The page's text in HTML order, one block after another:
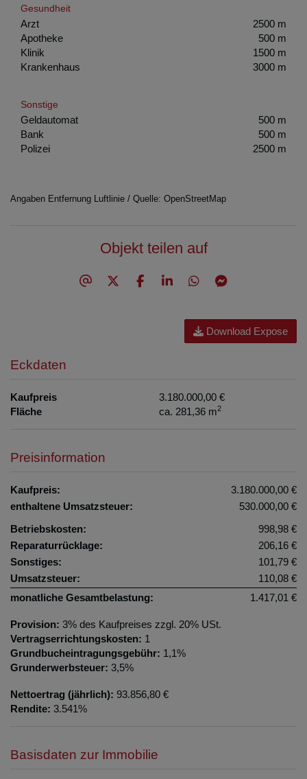
Gesundheit
Arzt
2500 m
Apotheke
500 m
Klinik
1500 m
Krankenhaus
3000 m
Sonstige
Geldautomat
500 m
Bank
500 m
Polizei
2500 m
Angaben Entfernung Luftlinie / Quelle: OpenStreetMap
Objekt teilen auf
Download Expose
Eckdaten
Kaufpreis
3.180.000,00 €
Fläche
ca. 281,36 m2
Preisinformation
Kaufpreis:
3.180.000,00 €
enthaltene Umsatzsteuer:
530.000,00 €
Betriebskosten:
998,98 €
Reparaturrücklage:
206,16 €
Sonstiges:
101,79 €
Umsatzsteuer:
110,08 €
monatliche Gesamtbelastung:
1.417,01 €
Provision: 3% des Kaufpreises zzgl. 20% USt.
Vertragserrichtungskosten: 1
Grundbucheintragungsgebühr: 1,1%
Grunderwerbsteuer: 3,5%
Nettoertrag (jährlich): 93.856,80 €
Rendite: 3.541%
Basisdaten zur Immobilie